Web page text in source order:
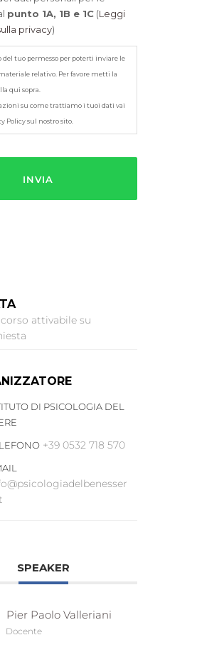
punto 1A, 1B e 1C (Leggi
privacy)
del tuo permesso per poterti inviare le
relativo. Per favore metti la
qui sopra.
su come trattiamo i tuoi dati vai
Policy sul nostro sito.
attivabile su
DI PSICOLOGIA DEL
+39 0532 718 570
SPEAKER
Pier Paolo Valleriani
Docente